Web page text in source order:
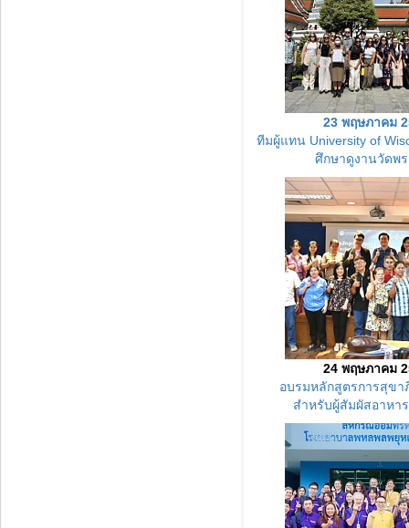
23 พฤษภาคม
ทีมผู้แทน University of
ศึกษาดูงานวัดพ
24 พฤษภาคม
อบรมหลักสูตรการสุขา
สำหรับผู้สัมผัสอาหา